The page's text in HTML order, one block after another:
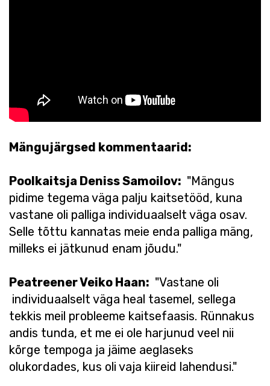
Mängujärgsed kommentaarid:
Poolkaitsja Deniss Samoilov: "Mängus
pidime tegema väga palju kaitsetööd, kuna
vastane oli palliga individuaalselt väga osav.
Selle tõttu kannatas meie enda palliga mäng,
milleks ei jätkunud enam jõudu."
Peatreener Veiko Haan: "Vastane oli
individuaalselt väga heal tasemel, sellega
tekkis meil probleeme kaitsefaasis. Rünnakus
andis tunda, et me ei ole harjunud veel nii
kõrge tempoga ja jäime aeglaseks
olukordades, kus oli vaja kiireid lahendusi."